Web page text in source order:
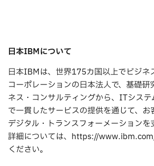
日本IBMについて
日本IBMは、世界175カ国以上でビジネ
コーポレーションの日本法人で、基礎研
ネス・コンサルティングから、ITシステ
で一貫したサービスの提供を通じて、お
デジタル・トランスフォーメーションを
詳細については、https://
ください。